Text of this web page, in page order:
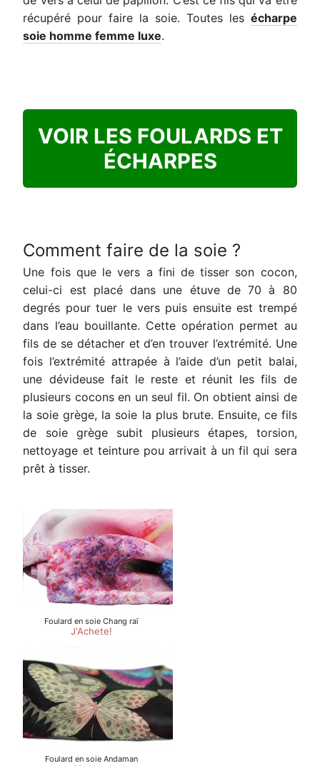
récupéré pour faire la soie. Toutes les écharpe
soie homme femme luxe.
VOIR LES FOULARDS ET
ÉCHARPES
Comment faire de la soie ?
Une fois que le vers a fini de tisser son cocon,
celui-ci est placé dans une étuve de 70 à 80
degrés pour tuer le vers puis ensuite est trempé
dans l’eau bouillante. Cette opération permet au
fils de se détacher et d’en trouver l’extrémité. Une
fois l’extrémité attrapée à l’aide d’un petit balai,
une dévideuse fait le reste et réunit les fils de
plusieurs cocons en un seul fil. On obtient ainsi de
la soie grège, la soie la plus brute. Ensuite, ce fils
de soie grège subit plusieurs étapes, torsion,
nettoyage et teinture pou arrivait à un fil qui sera
prêt à tisser.